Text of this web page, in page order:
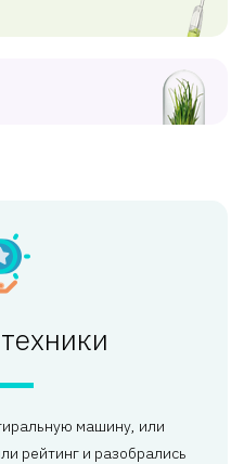
машину, или
рейтинг и разобрались